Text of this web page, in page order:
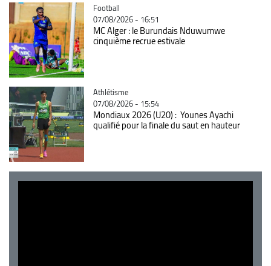
Catégorie
Football
07/08/2026 - 16:51
MC Alger : le Burundais Nduwumwe
cinquième recrue estivale
Catégorie
Athlétisme
07/08/2026 - 15:54
Mondiaux 2026 (U20) : Younes Ayachi
qualifié pour la finale du saut en hauteur